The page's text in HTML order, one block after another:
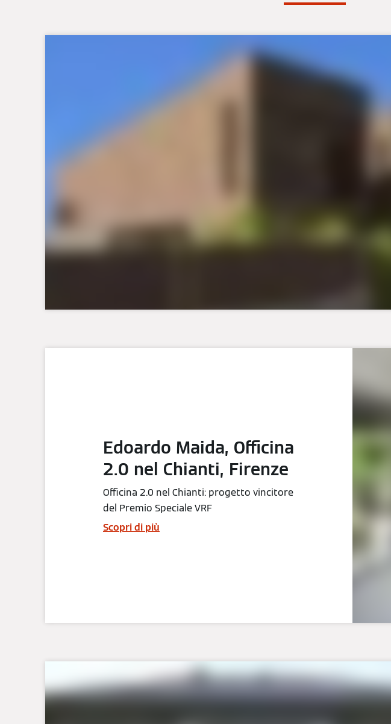
Edoardo Maida, Officina
2.0 nel Chianti, Firenze
Officina 2.0 nel Chianti: progetto vincitore
del Premio Speciale VRF
Scopri di più